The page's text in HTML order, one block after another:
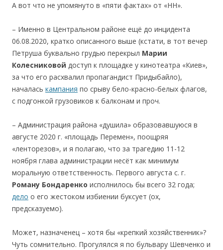
А вот что не упомянуто в «пяти фактах» от «НН».
– Именно в Центральном районе ещё до инцидента
06.08.2020, кратко описанного выше (кстати, в тот вечер
Петруша буквально грудью перекрыл Марии
Колесниковой доступ к площадке у кинотеатра «Киев»,
за что его расхвалил пропагандист Придыбайло),
началась кампания по срыву бело-красно-белых флагов,
с подгонкой грузовиков к балконам и проч.
– Администрация района «душила» образовавшуюся в
августе 2020 г. «площадь Перемен», поощряя
«ленторезов», и я полагаю, что за трагедию 11-12
ноября глава администрации несёт как минимум
моральную ответственность. Первого августа с. г.
Роману Бондаренко исполнилось бы всего 32 года;
дело о его жестоком избиении буксует (ох,
предсказуемо).
Может, назначенец – хотя бы «крепкий хозяйственник»?
Чуть сомнительно. Прогулялся я по бульвару Шевченко и